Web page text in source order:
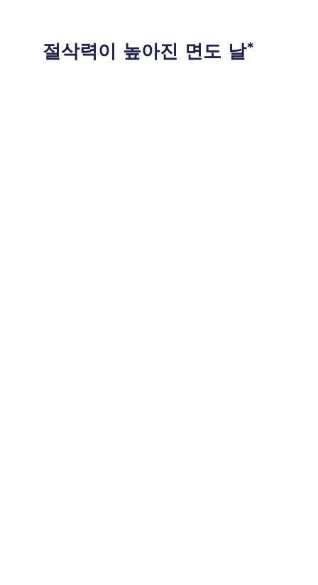
절삭력이 높아진 면도 날∗